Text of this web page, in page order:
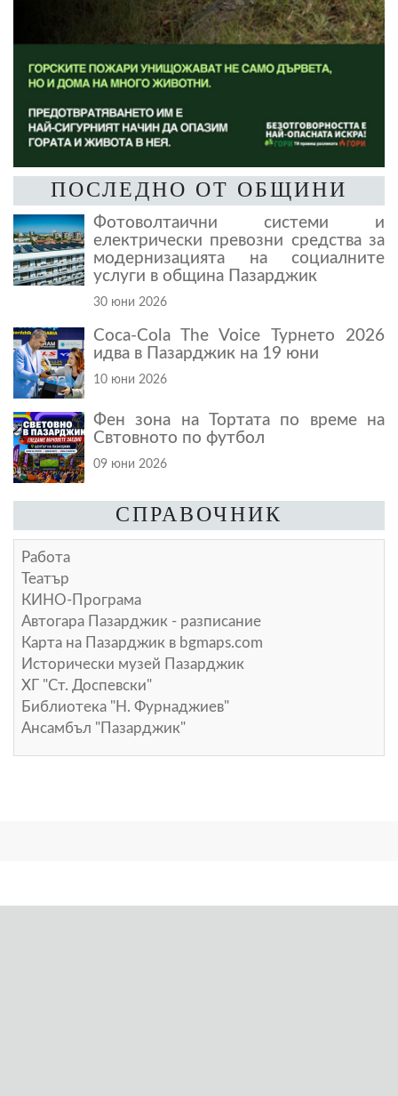
ПОСЛЕДНО ОТ ОБЩИНИ
Фотоволтаични системи и
електрически превозни средства за
модернизацията на социалните
услуги в община Пазарджик
30 юни 2026
Coca-Cola The Voice Турнето 2026
идва в Пазарджик на 19 юни
10 юни 2026
Фен зона на Тортата по време на
Свтовното по футбол
09 юни 2026
СПРАВОЧНИК
Работа
Театър
КИНО-Програма
Автогара Пазарджик - разписание
Карта на Пазарджик в bgmaps.com
Исторически музей Пазарджик
ХГ "Ст. Доспевски"
Библиотека "Н. Фурнаджиев"
Ансамбъл "Пазарджик"